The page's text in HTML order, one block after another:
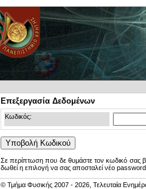
Επεξεργασία Δεδομένων
Κωδικός:
Σε περίπτωση που δε θυμάστε τον κωδικό σας
δωθεί η επιλογή να σας αποσταλεί νέο
© Τμήμα Φυσικής 2007 - 2026, Τελευταία